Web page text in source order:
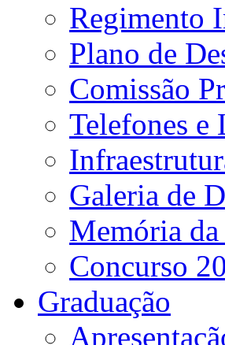
Regimento
Plano de
Comissão
Telefones e
Galeria de
Memória
Concurso
Graduação